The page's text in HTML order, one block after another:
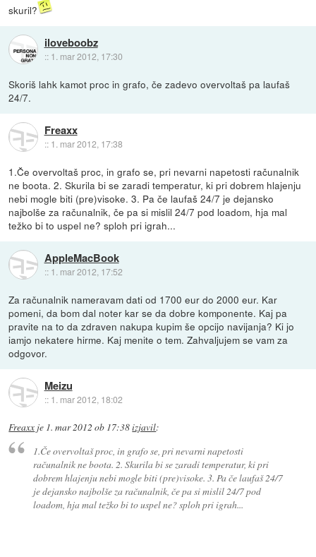
skuril?
iloveboobz
:: 1. mar 2012, 17:30
Skoriš lahk kamot proc in grafo, če zadevo overvoltaš pa laufaš
24/7.
Freaxx
:: 1. mar 2012, 17:38
1.Če overvoltaš proc, in grafo se, pri nevarni napetosti računalnik
ne boota. 2. Skurila bi se zaradi temperatur, ki pri dobrem hlajenju
nebi mogle biti (pre)visoke. 3. Pa če laufaš 24/7 je dejansko
najbolše za računalnik, če pa si mislil 24/7 pod loadom, hja mal
težko bi to uspel ne? sploh pri igrah...
AppleMacBook
:: 1. mar 2012, 17:52
Za računalnik nameravam dati od 1700 eur do 2000 eur. Kar
pomeni, da bom dal noter kar se da dobre komponente. Kaj pa
pravite na to da zdraven nakupa kupim še opcijo navijanja? Ki jo
iamjo nekatere hirme. Kaj menite o tem. Zahvaljujem se vam za
odgovor.
Meizu
:: 1. mar 2012, 18:02
Freaxx je 1. mar 2012 ob 17:38izjavil:
1.Če overvoltaš proc, in grafo se, pri nevarni napetosti
računalnik ne boota. 2. Skurila bi se zaradi temperatur, ki pri
dobrem hlajenju nebi mogle biti (pre)visoke. 3. Pa če laufaš 24/7
je dejansko najbolše za računalnik, če pa si mislil 24/7 pod
loadom, hja mal težko bi to uspel ne? sploh pri igrah...